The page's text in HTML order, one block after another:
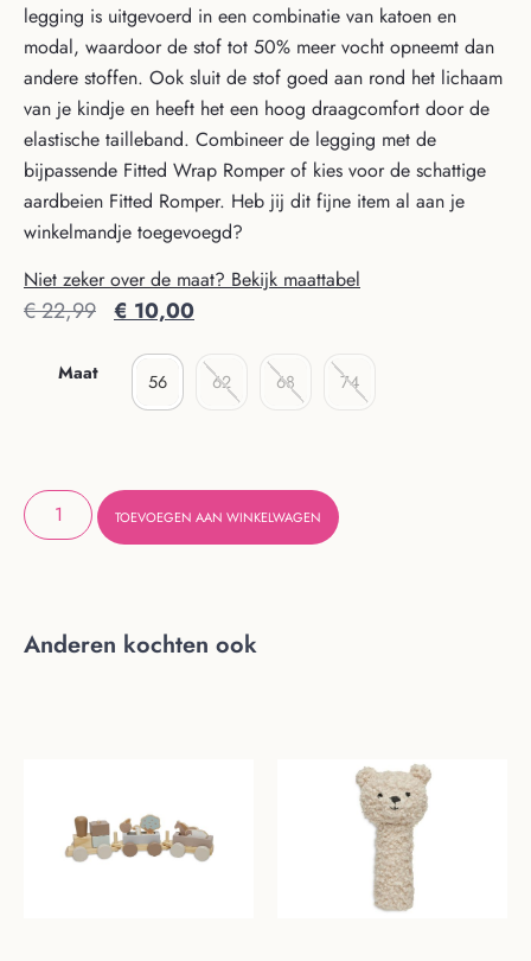
legging is uitgevoerd in een combinatie van katoen en
modal, waardoor de stof tot 50% meer vocht opneemt dan
andere stoffen. Ook sluit de stof goed aan rond het lichaam
van je kindje en heeft het een hoog draagcomfort door de
elastische tailleband. Combineer de legging met de
bijpassende Fitted Wrap Romper of kies voor de schattige
aardbeien Fitted Romper. Heb jij dit fijne item al aan je
winkelmandje toegevoegd?
Niet zeker over de maat? Bekijk maattabel
€22,99 €10,00
Maat 56 62 68 74
TOEVOEGEN AAN WINKELWAGEN
Anderen kochten ook